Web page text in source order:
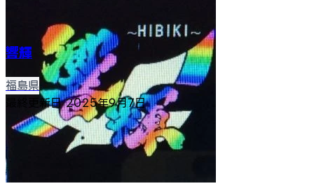
響輝
福島県
最終更新日2025年9月7日